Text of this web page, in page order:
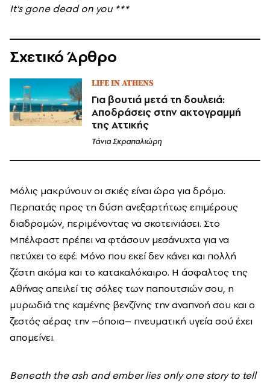
It's gone dead on you ***
Σχετικό Άρθρο
LIFE IN ATHENS
Για βουτιά μετά τη δουλειά:
Αποδράσεις στην ακτογραμμή
της Αττικής
Τάνια Σκραπαλιώρη
Μόλις μακρύνουν οι σκιές είναι ώρα για δρόμο.
Περπατάς προς τη δύση ανεξαρτήτως επιμέρους
διαδρομών, περιμένοντας να σκοτεινιάσει. Στο
Μπέλφαστ πρέπει να φτάσουν μεσάνυχτα για να
πετύχει το εφέ. Μόνο που εκεί δεν κάνει και πολλή
ζέστη ακόμα και το κατακαλόκαιρο. Η άσφαλτος της
Αθήνας απειλεί τις σόλες των παπουτσιών σου, η
μυρωδιά της καμένης βενζίνης την αναπνοή σου και ο
ζεστός αέρας την –όποια– πνευματική υγεία σού έχει
απομείνει.
Beneath the ash and ember lies only one story to tell